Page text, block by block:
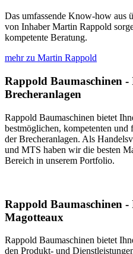
Das umfassende Know-how aus
von Inhaber Martin Rappold
kompetente Beratung.
mehr zu Martin Rappold
Rappold Baumaschinen
Brecheranlagen
Rappold Baumaschinen bietet
bestmöglichen, kompetenten
der Brecheranlagen. Als
und MTS haben wir die besten
Bereich in unserem Portfolio.
Rappold Baumaschinen
Magotteaux
Rappold Baumaschinen bietet
den Produkt- und